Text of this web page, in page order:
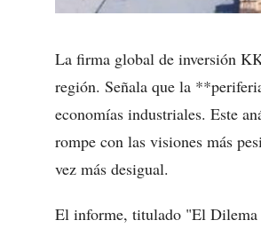
La firma global de inversión
región. Señala que la
economías industriales. Este
rompe con las visiones más
vez más desigual.
El informe, titulado "El Dilema